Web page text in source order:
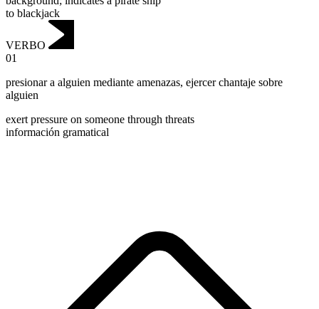
to blackjack
VERBO
01
presionar a alguien mediante amenazas, ejercer chantaje sobre
alguien
exert pressure on someone through threats
información gramatical